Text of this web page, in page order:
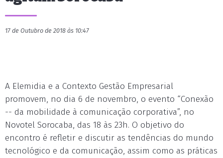
17 de Outubro de 2018 às 10:47
A Elemidia e a Contexto Gestão Empresarial
promovem, no dia 6 de novembro, o evento “Conexão
-- da mobilidade à comunicação corporativa”, no
Novotel Sorocaba, das 18 às 23h. O objetivo do
encontro é refletir e discutir as tendências do mundo
tecnológico e da comunicação, assim como as práticas